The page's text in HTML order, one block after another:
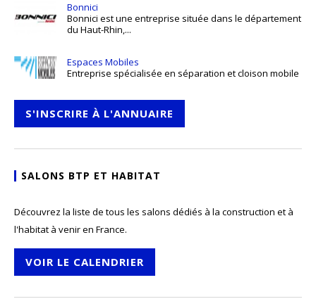
Bonnici
Bonnici est une entreprise située dans le département
du Haut-Rhin,...
Espaces Mobiles
Entreprise spécialisée en séparation et cloison mobile
S'INSCRIRE À L'ANNUAIRE
SALONS BTP ET HABITAT
Découvrez la liste de tous les salons dédiés à la construction et à
l'habitat à venir en France.
VOIR LE CALENDRIER